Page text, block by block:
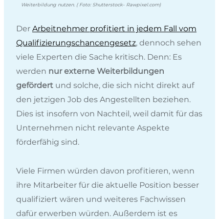
Weiterbildung nutzen. ( Foto: Shutterstock- Rawpixel.com)
Der Arbeitnehmer profitiert in jedem Fall vom
Qualifizierungschancengesetz, dennoch sehen
viele Experten die Sache kritisch. Denn: Es
werden nur externe Weiterbildungen
gefördert und solche, die sich nicht direkt auf
den jetzigen Job des Angestellten beziehen.
Dies ist insofern von Nachteil, weil damit für das
Unternehmen nicht relevante Aspekte
förderfähig sind.
Viele Firmen würden davon profitieren, wenn
ihre Mitarbeiter für die aktuelle Position besser
qualifiziert wären und weiteres Fachwissen
dafür erwerben würden. Außerdem ist es